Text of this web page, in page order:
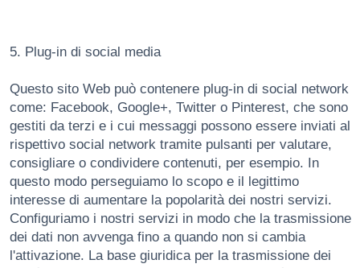
5. Plug-in di social media
Questo sito Web può contenere plug-in di social network
come: Facebook, Google+, Twitter o Pinterest, che sono
gestiti da terzi e i cui messaggi possono essere inviati al
rispettivo social network tramite pulsanti per valutare,
consigliare o condividere contenuti, per esempio. In
questo modo perseguiamo lo scopo e il legittimo
interesse di aumentare la popolarità dei nostri servizi.
Configuriamo i nostri servizi in modo che la trasmissione
dei dati non avvenga fino a quando non si cambia
l'attivazione. La base giuridica per la trasmissione dei